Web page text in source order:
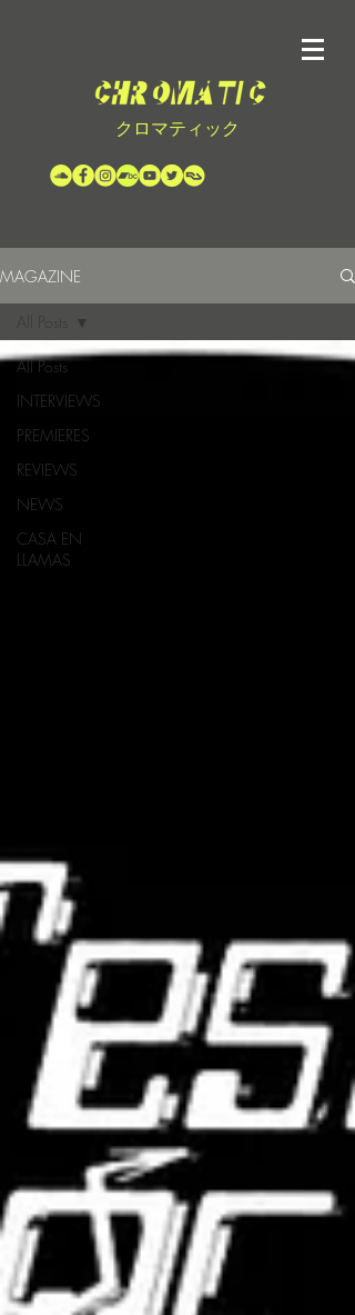
クロマティック
MAGAZINE
All Posts
INTERVIEWS
PREMIERES
REVIEWS
NEWS
CASA EN
LLAMAS